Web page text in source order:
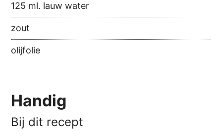
125 ml. lauw water
zout
olijfolie
Handig
Bij dit recept